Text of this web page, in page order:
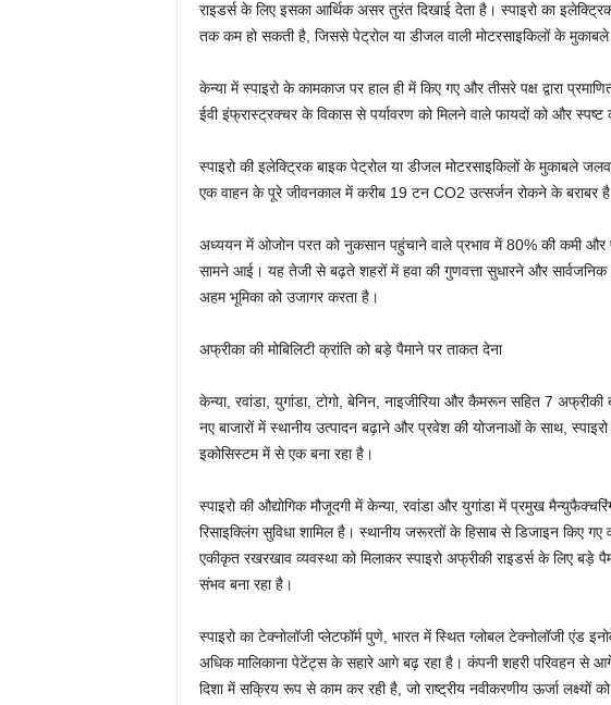
राइडर्स के लिए इसका आर्थिक असर तुरंत दिखाई देता है। स्पाइरो का
तक कम हो सकती है, जिससे पेट्रोल या डीजल वाली मोटरसाइकिलों के
केन्या में स्पाइरो के कामकाज पर हाल ही में किए गए और तीसरे पक्ष द्वारा
ईवी इंफ्रास्ट्रक्चर के विकास से पर्यावरण को मिलने वाले फायदों को और
स्पाइरो की इलेक्ट्रिक बाइक पेट्रोल या डीजल मोटरसाइकिलों के मुकाबले
एक वाहन के पूरे जीवनकाल में करीब 19 टन CO2 उत्सर्जन रोकने के बराबर
अध्ययन में ओजोन परत को नुकसान पहुंचाने वाले प्रभाव में 80% की कमी और
सामने आई। यह तेजी से बढ़ते शहरों में हवा की गुणवत्ता सुधारने और सार्वजनिक
अहम भूमिका को उजागर करता है।
अफ्रीका की मोबिलिटी क्रांति को बड़े पैमाने पर ताकत देना
केन्या, रवांडा, युगांडा, टोगो, बेनिन, नाइजीरिया और कैमरून सहित 7
नए बाजारों में स्थानीय उत्पादन बढ़ाने और प्रवेश की योजनाओं के साथ,
इकोसिस्टम में से एक बना रहा है।
स्पाइरो की औद्योगिक मौजूदगी में केन्या, रवांडा और युगांडा में प्रमुख
रिसाइक्लिंग सुविधा शामिल है। स्थानीय जरूरतों के हिसाब से डिजाइन किए
एकीकृत रखरखाव व्यवस्था को मिलाकर स्पाइरो अफ्रीकी राइडर्स के लिए बड़े
संभव बना रहा है।
स्पाइरो का टेक्नोलॉजी प्लेटफॉर्म पुणे, भारत में स्थित ग्लोबल टेक्नोलॉजी
अधिक मालिकाना पेटेंट्स के सहारे आगे बढ़ रहा है। कंपनी शहरी परिवहन से
दिशा में सक्रिय रूप से काम कर रही है, जो राष्ट्रीय नवीकरणीय ऊर्जा लक्ष्यों